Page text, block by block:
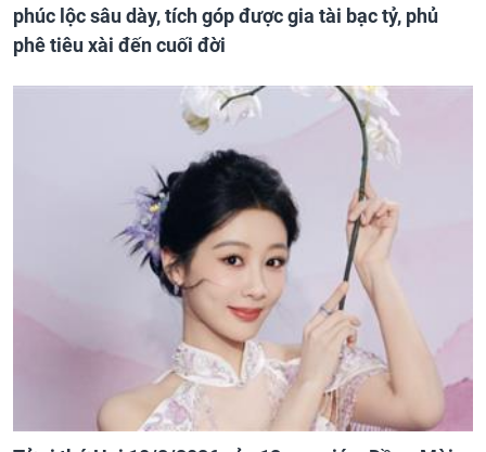
phúc lộc sâu dày, tích góp được gia tài bạc tỷ, phủ
phê tiêu xài đến cuối đời